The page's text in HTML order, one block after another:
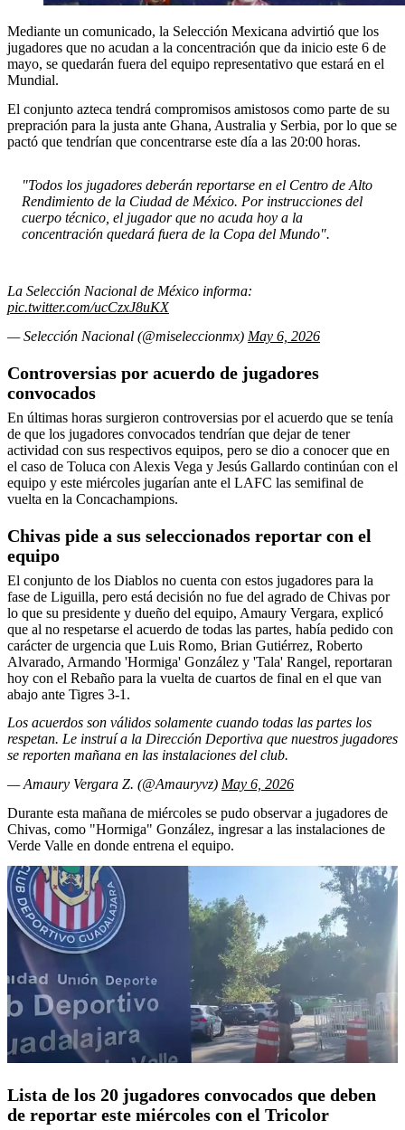
Mediante un comunicado, la Selección Mexicana advirtió que los
jugadores que no acudan a la concentración que da inicio este 6 de
mayo, se quedarán fuera del equipo representativo que estará en el
Mundial.
El conjunto azteca tendrá compromisos amistosos como parte de su
prepración para la justa ante Ghana, Australia y Serbia, por lo que se
pactó que tendrían que concentrarse este día a las 20:00 horas.
"Todos los jugadores deberán reportarse en el Centro de Alto
Rendimiento de la Ciudad de México. Por instrucciones del
cuerpo técnico, el jugador que no acuda hoy a la
concentración quedará fuera de la Copa del Mundo".
La Selección Nacional de México informa:
pic.twitter.com/ucCzxJ8uKX
— Selección Nacional (@miseleccionmx) May 6, 2026
Controversias por acuerdo de jugadores
convocados
En últimas horas surgieron controversias por el acuerdo que se tenía
de que los jugadores convocados tendrían que dejar de tener
actividad con sus respectivos equipos, pero se dio a conocer que en
el caso de Toluca con Alexis Vega y Jesús Gallardo continúan con el
equipo y este miércoles jugarían ante el LAFC las semifinal de
vuelta en la Concachampions.
Chivas pide a sus seleccionados reportar con el
equipo
El conjunto de los Diablos no cuenta con estos jugadores para la
fase de Liguilla, pero está decisión no fue del agrado de Chivas por
lo que su presidente y dueño del equipo, Amaury Vergara, explicó
que al no respetarse el acuerdo de todas las partes, había pedido con
carácter de urgencia que Luis Romo, Brian Gutiérrez, Roberto
Alvarado, Armando 'Hormiga' González y 'Tala' Rangel, reportaran
hoy con el Rebaño para la vuelta de cuartos de final en el que van
abajo ante Tigres 3-1.
Los acuerdos son válidos solamente cuando todas las partes los
respetan. Le instruí a la Dirección Deportiva que nuestros jugadores
se reporten mañana en las instalaciones del club.
— Amaury Vergara Z. (@Amauryvz) May 6, 2026
Durante esta mañana de miércoles se pudo observar a jugadores de
Chivas, como "Hormiga" González, ingresar a las instalaciones de
Verde Valle en donde entrena el equipo.
Lista de los 20 jugadores convocados que deben
de reportar este miércoles con el Tricolor